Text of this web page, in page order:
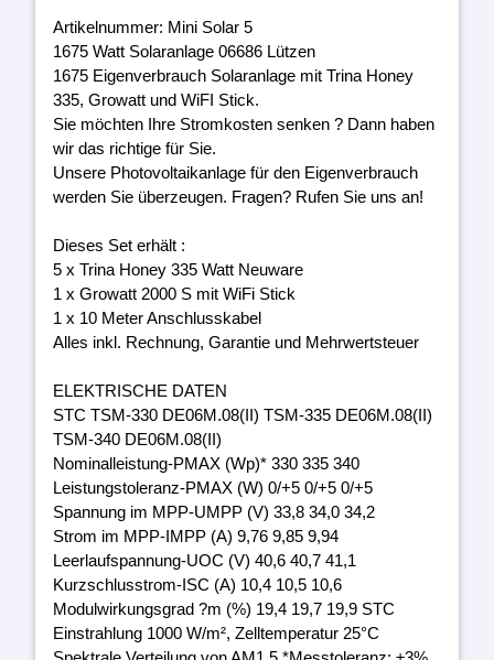
Artikelnummer: Mini Solar 5
1675 Watt Solaranlage 06686 Lützen
1675 Eigenverbrauch Solaranlage mit Trina Honey
335, Growatt und WiFI Stick.
Sie möchten Ihre Stromkosten senken ? Dann haben
wir das richtige für Sie.
Unsere Photovoltaikanlage für den Eigenverbrauch
werden Sie überzeugen. Fragen? Rufen Sie uns an!
Dieses Set erhält :
5 x Trina Honey 335 Watt Neuware
1 x Growatt 2000 S mit WiFi Stick
1 x 10 Meter Anschlusskabel
Alles inkl. Rechnung, Garantie und Mehrwertsteuer
ELEKTRISCHE DATEN
STC TSM-330 DE06M.08(II) TSM-335 DE06M.08(II)
TSM-340 DE06M.08(II)
Nominalleistung-PMAX (Wp)* 330 335 340
Leistungstoleranz-PMAX (W) 0/+5 0/+5 0/+5
Spannung im MPP-UMPP (V) 33,8 34,0 34,2
Strom im MPP-IMPP (A) 9,76 9,85 9,94
Leerlaufspannung-UOC (V) 40,6 40,7 41,1
Kurzschlusstrom-ISC (A) 10,4 10,5 10,6
Modulwirkungsgrad ?m (%) 19,4 19,7 19,9 STC
Einstrahlung 1000 W/m², Zelltemperatur 25°C